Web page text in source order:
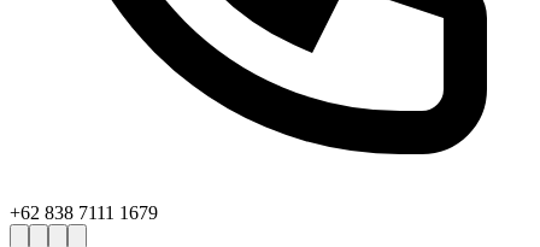
+62 838 7111 1679